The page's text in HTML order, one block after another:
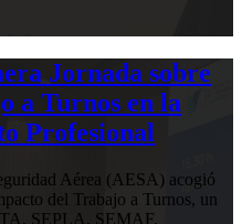
Jornada sobre
a Turnos en la
Profesional
Aérea (AESA) acogió
del Trabajo a Turnos, un
SEPLA, SEMAF,